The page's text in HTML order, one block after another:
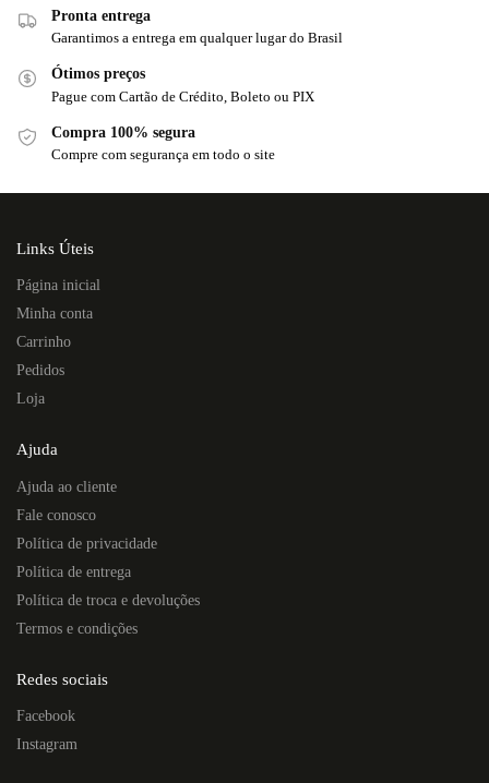
Pronta entrega
Garantimos a entrega em qualquer lugar do Brasil
Ótimos preços
Pague com Cartão de Crédito, Boleto ou PIX
Compra 100% segura
Compre com segurança em todo o site
Links Úteis
Página inicial
Minha conta
Carrinho
Pedidos
Loja
Ajuda
Ajuda ao cliente
Fale conosco
Política de privacidade
Política de entrega
Política de troca e devoluções
Termos e condições
Redes sociais
Facebook
Instagram